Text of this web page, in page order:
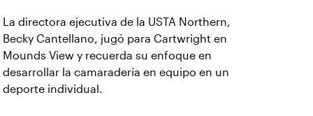
La directora ejecutiva de la USTA Northern,
Becky Cantellano, jugó para Cartwright en
Mounds View y recuerda su enfoque en
desarrollar la camaradería en equipo en un
deporte individual.